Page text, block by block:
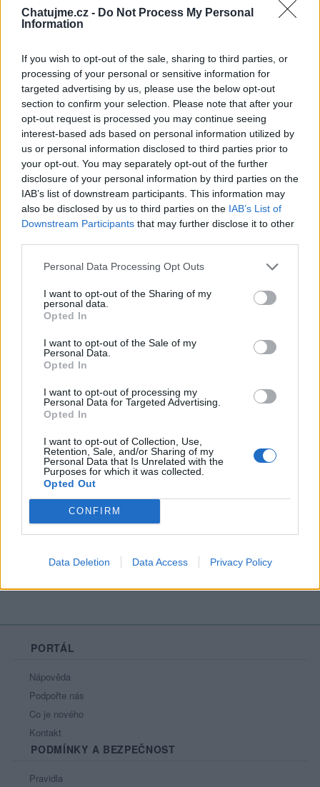
Chatujme.cz - Do Not Process My Personal
Information
If you wish to opt-out of the sale, sharing to third parties, or
processing of your personal or sensitive information for
targeted advertising by us, please use the below opt-out
section to confirm your selection. Please note that after your
opt-out request is processed you may continue seeing
interest-based ads based on personal information utilized by
us or personal information disclosed to third parties prior to
your opt-out. You may separately opt-out of the further
disclosure of your personal information by third parties on the
IAB’s list of downstream participants. This information may
also be disclosed by us to third parties on the IAB’s List of
Downstream Participants that may further disclose it to other
Personal Data Processing Opt Outs
I want to opt-out of the Sharing of my
personal data.
Opted In
I want to opt-out of the Sale of my
Personal Data.
Opted In
I want to opt-out of processing my
Personal Data for Targeted Advertising.
Opted In
I want to opt-out of Collection, Use,
Retention, Sale, and/or Sharing of my
Personal Data that Is Unrelated with the
Purposes for which it was collected.
Opted Out
CONFIRM
Data Deletion Data Access Privacy Policy
Neověřeno
15 uživatelům se líbí
Neověřený profil
Tento uživatel zatím neprokázal svou identitu ověřovací
fotografií. U neověřených profilů nelze zaručit, že fotografie a
údaje odpovídají skutečné osobě.
Věk: 63
Kontakt
Informace o profilu a chatu
Online: Není nikde online
Naposledy aktivní: 02.07.2026 14:49
Prochatováno: 0.10 hod.
Sledované diskuze:
PORTÁL
Nápověda
Podpořte nás
Co je nového
Kontakt
PODMÍNKY A BEZPEČNOST
Pravidla